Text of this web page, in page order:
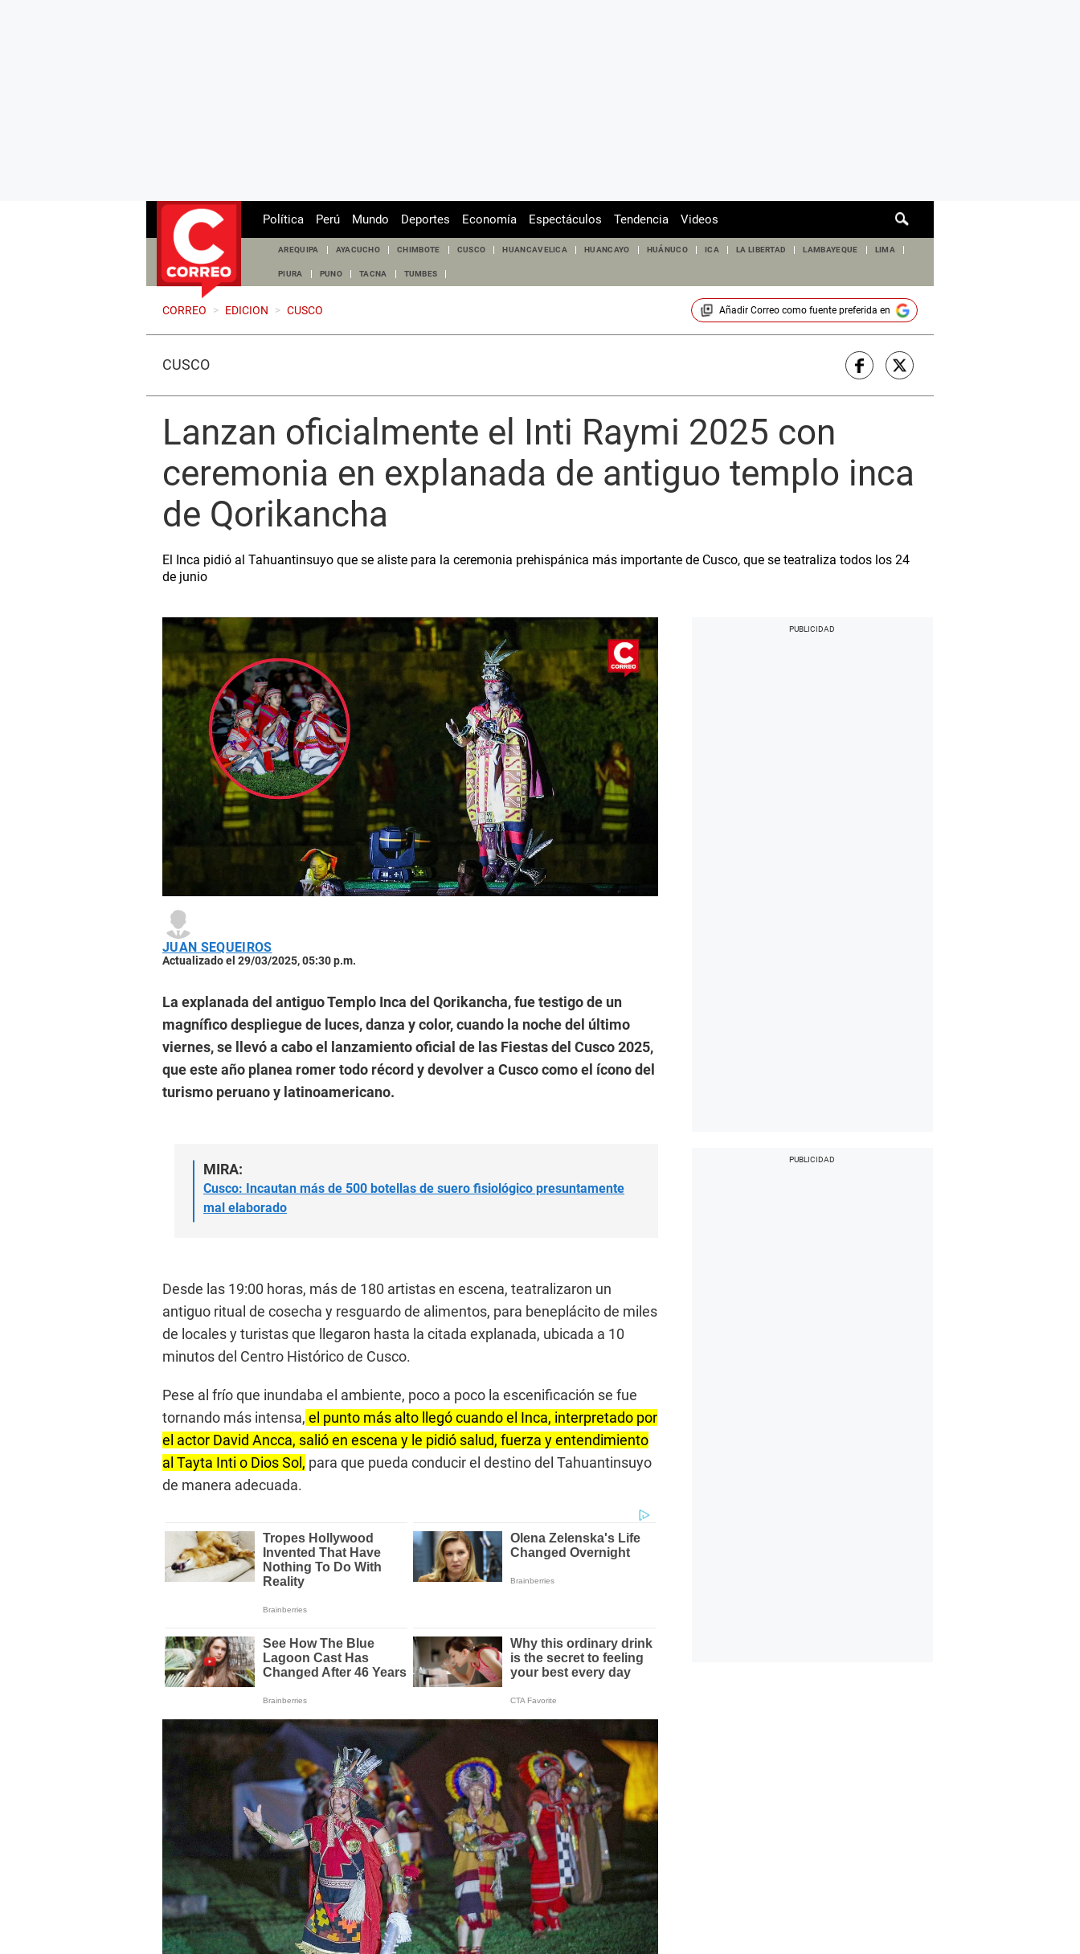
de
Política Perú Mundo Deportes Economía Espectáculos Tendencia Videos
AREQUIPA AYACUCHO CHIMBOTE CUSCO HUANCAVELICA HUANCAYO HUÁNUCO ICA LA LIBERTAD LAMBAYEQUE LIMA
PIURA PUNO TACNA TUMBES
CORREO > EDICION > CUSCO Añadir Correocomo fuente preferida en
CUSCO
Lanzan oficialmente el Inti Raymi 2025 con
ceremonia en explanada de antiguo templo inca
de Qorikancha
El Inca pidió al Tahuantinsuyo que se aliste para la ceremonia prehispánica más importante de Cusco, que se teatraliza todos los 24
de junio
JUAN SEQUEIROS
Actualizado el 29/03/2025, 05:30 p.m.
La explanada del antiguo Templo Inca del Qorikancha, fue testigo de un
magnífico despliegue de luces, danza y color, cuando la noche del último
viernes, se llevó a cabo el lanzamiento oficial de las Fiestas del Cusco 2025,
que este año planea romer todo récord y devolver a Cusco como el ícono del
turismo peruano y latinoamericano.
MIRA:
Cusco: Incautan más de 500 botellas de suero fisiológico presuntamente
mal elaborado
Desde las 19:00 horas, más de 180 artistas en escena, teatralizaron un
antiguo ritual de cosecha y resguardo de alimentos, para beneplácito de miles
de locales y turistas que llegaron hasta la citada explanada, ubicada a 10
minutos del Centro Histórico de Cusco.
Pese al frío que inundaba el ambiente, poco a poco la escenificación se fue
tornando más intensa, el punto más alto llegó cuando el Inca, interpretado por
el actor David Ancca, salió en escena y le pidió salud, fuerza y entendimiento
al Tayta Inti o Dios Sol, para que pueda conducir el destino del Tahuantinsuyo
de manera adecuada.